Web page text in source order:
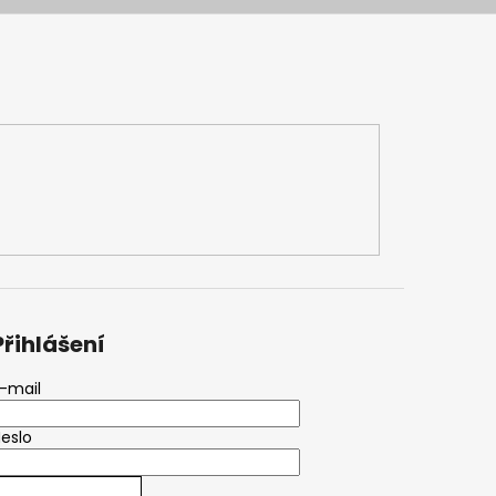
mail